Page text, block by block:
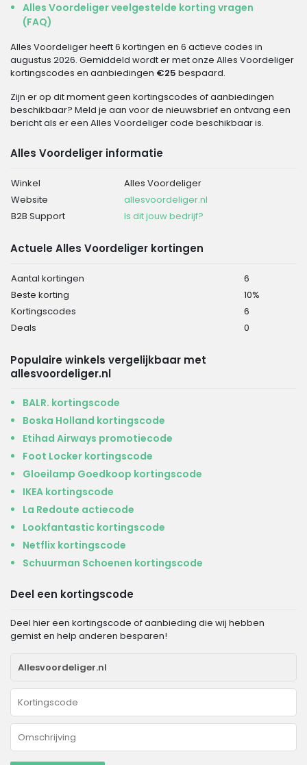
Alles Voordeliger veelgestelde korting vragen
(FAQ)
Alles Voordeliger heeft 6 kortingen en 6 actieve codes in
augustus 2026. Gemiddeld wordt er met onze Alles Voordeliger
kortingscodes en aanbiedingen €25 bespaard.
Zijn er op dit moment geen kortingscodes of aanbiedingen
beschikbaar? Meld je aan voor de nieuwsbrief en ontvang een
bericht als er een Alles Voordeliger code beschikbaar is.
Alles Voordeliger informatie
Winkel
Alles Voordeliger
Website
allesvoordeliger.nl
B2B Support
Is dit jouw bedrijf?
Actuele Alles Voordeliger kortingen
Aantal kortingen
6
Beste korting
10%
Kortingscodes
6
Deals
0
Populaire winkels vergelijkbaar met
allesvoordeliger.nl
BALR. kortingscode
Boska Holland kortingscode
Etihad Airways promotiecode
Foot Locker kortingscode
Gloeilamp Goedkoop kortingscode
IKEA kortingscode
La Redoute actiecode
Lookfantastic kortingscode
Netflix kortingscode
Schuurman Schoenen kortingscode
Deel een kortingscode
Deel hier een kortingscode of aanbieding die wij hebben
gemist en help anderen besparen!